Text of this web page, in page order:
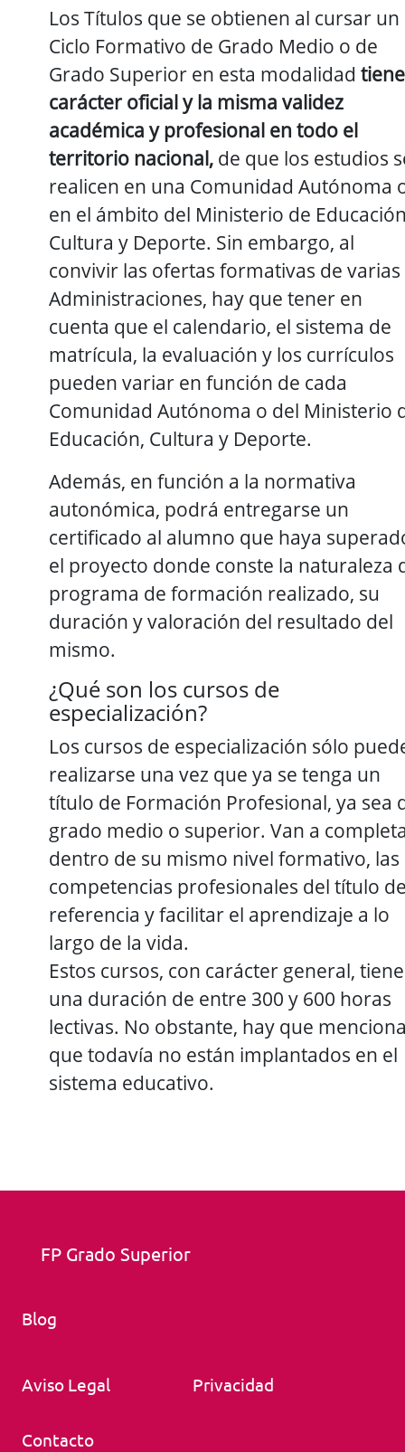
Los Títulos que se obtienen al cursar un
Ciclo Formativo de Grado Medio o de
Grado Superior en esta modalidad
carácter oficial y la misma validez
académica y profesional en todo el
territorio nacional, de que los estudios
realicen en una Comunidad Autónoma
en el ámbito del Ministerio de
Cultura y Deporte. Sin embargo, al
convivir las ofertas formativas de varias
Administraciones, hay que tener en
cuenta que el calendario, el sistema de
matrícula, la evaluación y los currículos
pueden variar en función de cada
Comunidad Autónoma o del Ministerio
Educación, Cultura y Deporte.
Además, en función a la normativa
autonómica, podrá entregarse un
certificado al alumno que haya
el proyecto donde conste la naturaleza
programa de formación realizado, su
duración y valoración del resultado del
mismo.
¿Qué son los cursos de
especialización?
Los cursos de especialización sólo
realizarse una vez que ya se tenga un
título de Formación Profesional, ya sea
grado medio o superior. Van a
dentro de su mismo nivel formativo, las
competencias profesionales del título
referencia y facilitar el aprendizaje a lo
largo de la vida.
Estos cursos, con carácter general,
una duración de entre 300 y 600 horas
lectivas. No obstante, hay que
que todavía no están implantados en el
sistema educativo.
FP Grado Superior
Blog
Aviso Legal Privacidad
Contacto